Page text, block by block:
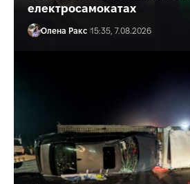
електросамокатах
Олена Ракс 15:35, 7.08.2026